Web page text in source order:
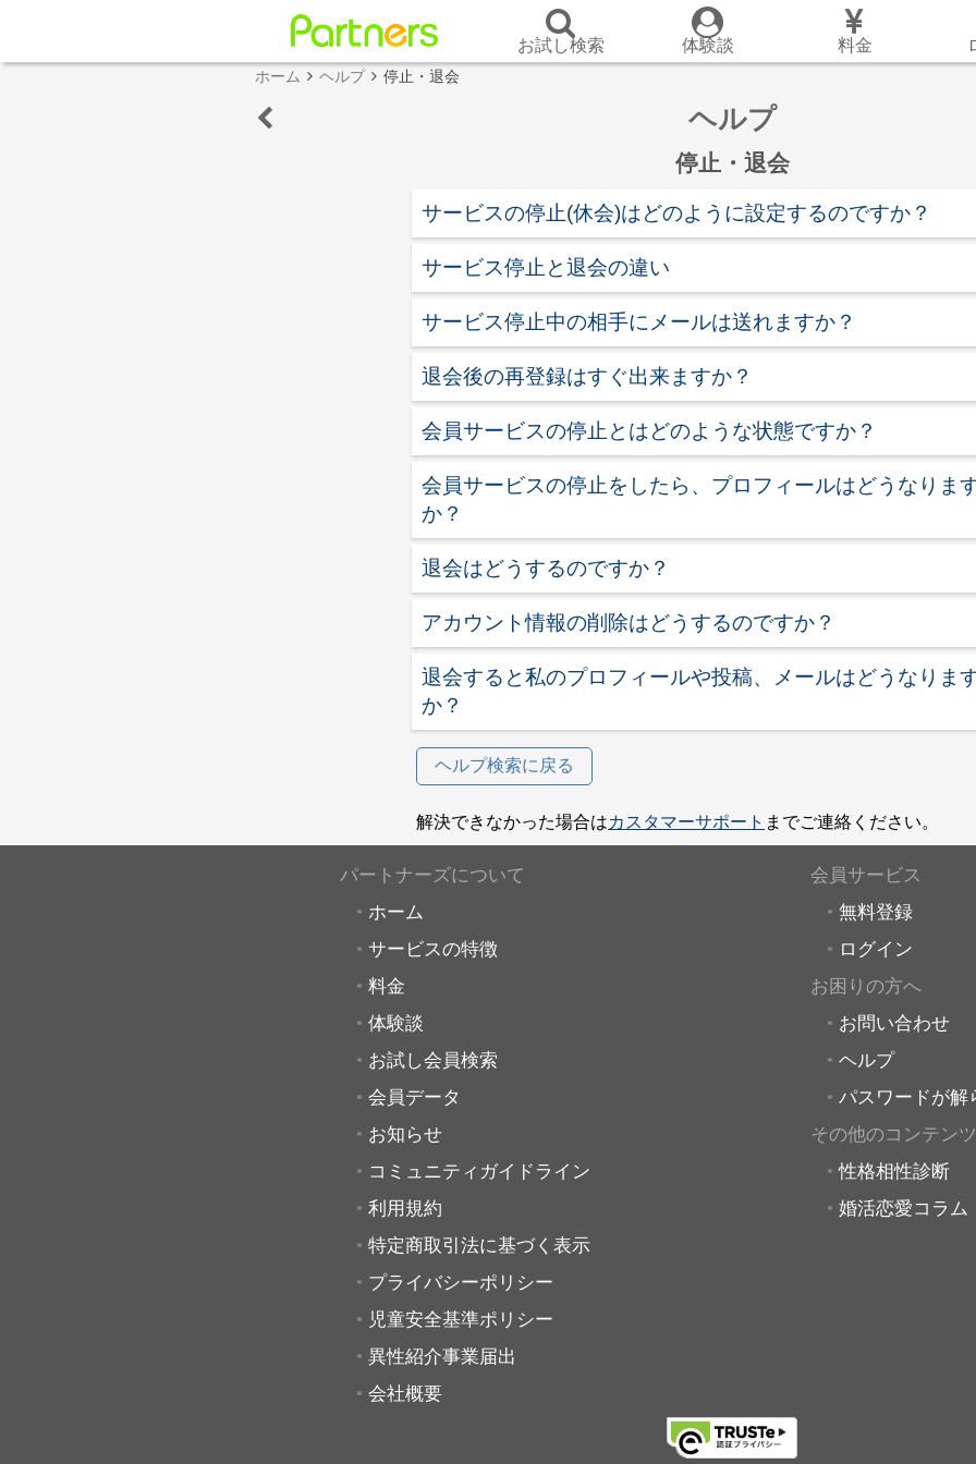
お試し検索 体験談 料金
ホーム ヘルプ 停止・退会
ヘルプ
停止・退会
サービスの停止(休会)はどのように設定するのですか？
サービス停止と退会の違い
サービス停止中の相手にメールは送れますか？
退会後の再登録はすぐ出来ますか？
会員サービスの停止とはどのような状態ですか？
会員サービスの停止をしたら、プロフィールはどうなりま
か？
退会はどうするのですか？
アカウント情報の削除はどうするのですか？
退会すると私のプロフィールや投稿、メールはどうなりま
か？
ヘルプ検索に戻る
解決できなかった場合はカスタマーサポート までご連絡ください。
パートナーズについて
ホーム
サービスの特徴
料金
体験談
お試し会員検索
会員データ
お知らせ
コミュニティガイドライン
利用規約
特定商取引法に基づく表示
プライバシーポリシー
児童安全基準ポリシー
異性紹介事業届出
会社概要
会員サービス
無料登録
ログイン
お困りの方へ
お問い合わせ
ヘルプ
パスワードが解
その他のコンテンツ
性格相性診断
婚活恋愛コラム